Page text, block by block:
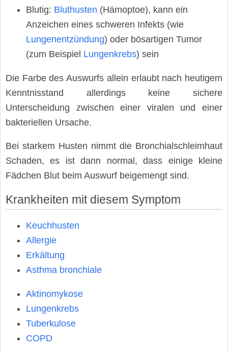
Blutig: Bluthusten (Hämoptoe), kann ein
Anzeichen eines schweren Infekts (wie
Lungenentzündung) oder bösartigen Tumor
(zum Beispiel Lungenkrebs) sein
Die Farbe des Auswurfs allein erlaubt nach heutigem
Kenntnisstand allerdings keine sichere
Unterscheidung zwischen einer viralen und einer
bakteriellen Ursache.
Bei starkem Husten nimmt die Bronchialschleimhaut
Schaden, es ist dann normal, dass einige kleine
Fädchen Blut beim Auswurf beigemengt sind.
Krankheiten mit diesem Symptom
Keuchhusten
Allergie
Erkältung
Asthma bronchiale
Aktinomykose
Lungenkrebs
Tuberkulose
COPD